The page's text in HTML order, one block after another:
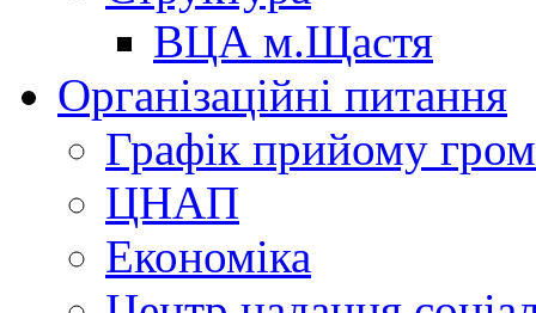
ВЦА м.Щастя
Організаційні питання
Графік прийому
ЦНАП
Економіка